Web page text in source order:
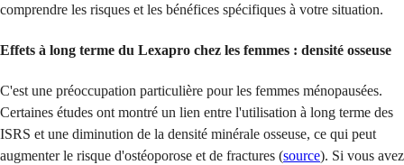
comprendre les risques et les bénéfices spécifiques à votre situation.
Effets à long terme du Lexapro chez les femmes : densité osseuse
C'est une préoccupation particulière pour les femmes ménopausées.
Certaines études ont montré un lien entre l'utilisation à long terme des
ISRS et une diminution de la densité minérale osseuse, ce qui peut
augmenter le risque d'ostéoporose et de fractures (source). Si vous avez